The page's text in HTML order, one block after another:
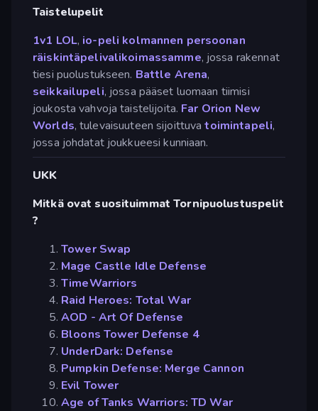
Taistelupelit
1v1 LOL, io-peli kolmannen persoonan
räiskintäpelivalikoimassamme, jossa rakennat
tiesi puolustukseen. Battle Arena,
seikkailupeli, jossa pääset luomaan tiimisi
joukosta vahvoja taistelijoita. Far Orion New
Worlds, tulevaisuuteen sijoittuvatoimintapeli,
jossa johdatat joukkueesi kunniaan.
UKK
Mitkä ovat suosituimmat Tornipuolustuspelit
?
Tower Swap
Mage Castle Idle Defense
TimeWarriors
Raid Heroes: Total War
AOD - Art Of Defense
Bloons Tower Defense 4
UnderDark: Defense
Pumpkin Defense: Merge Cannon
Evil Tower
Age of Tanks Warriors: TD War